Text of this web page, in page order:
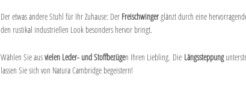
Der etwas andere Stuhl für Ihr Zuhause: Der Freischwingerglänzt durch eine
den rustikal industriellen Look besonders hervor bringt.
Wählen Sie ausvielen Leder- und Stoffbezügen Ihren Liebling. Die Längssteppung
lassen Sie sich von Natura Cambridge begeistern!